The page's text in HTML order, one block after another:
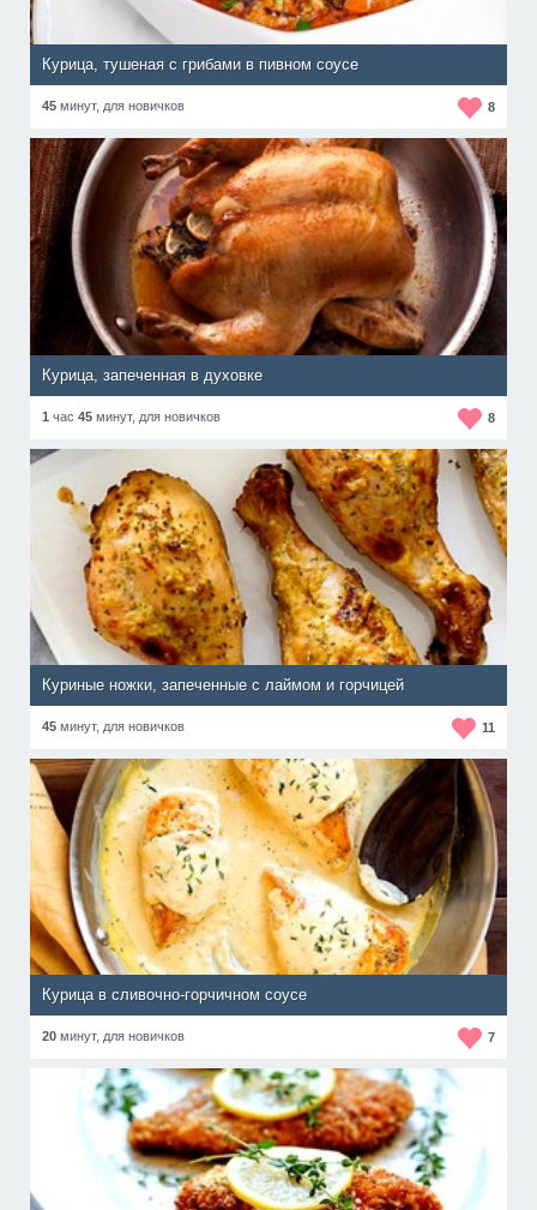
Курица, тушеная с грибами в пивном соусе
45 минут, для новичков 8
Курица, запеченная в духовке
1 час 45 минут, для новичков 8
Куриные ножки, запеченные с лаймом и горчицей
45 минут, для новичков 11
Курица в сливочно-горчичном соусе
20 минут, для новичков 7